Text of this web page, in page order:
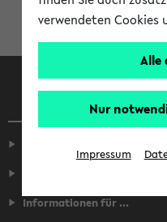
Informationen für ...
verwendeten Cookies
Alle
Nur
Impressum